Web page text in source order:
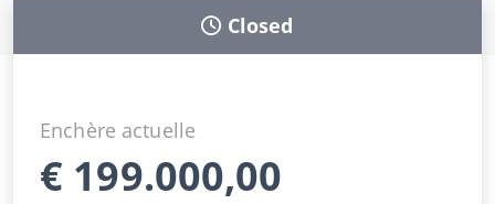
Closed
Enchère actuelle
€ 199.000,00